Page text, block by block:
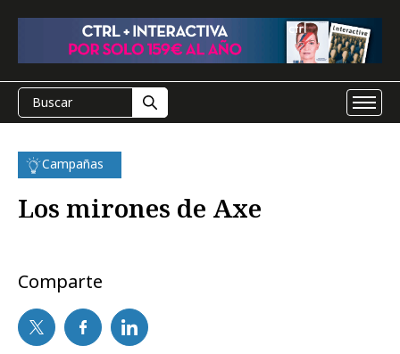
Campañas
Los mirones de Axe
Comparte